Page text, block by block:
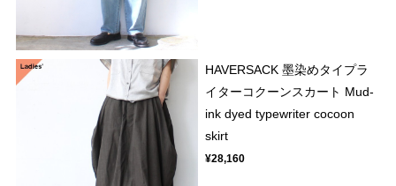
HAVERSACK 墨染めタイプラ
イターコクーンスカート Mud-
ink dyed typewriter cocoon
skirt
¥28,160